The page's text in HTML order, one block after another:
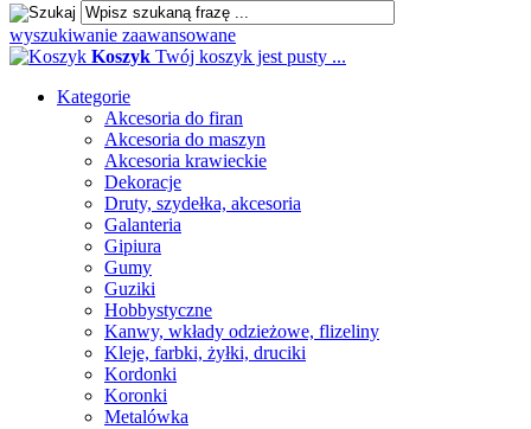
wyszukiwanie zaawansowane
Koszyk Twój koszyk jest pusty ...
Kategorie
Akcesoria do firan
Akcesoria do maszyn
Akcesoria krawieckie
Dekoracje
Druty, szydełka, akcesoria
Galanteria
Gipiura
Gumy
Guziki
Hobbystyczne
Kanwy, wkłady odzieżowe, flizeliny
Kleje, farbki, żyłki, druciki
Kordonki
Koronki
Metalówka